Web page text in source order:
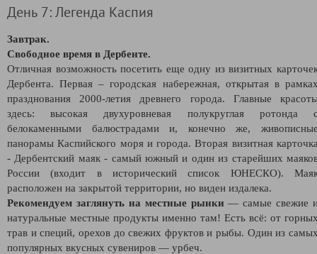
День 7: Легенда Каспия
Завтрак.
Свободное время в Дербенте.
Отличная возможность посетить еще одну из визитных
Дербента. Первая – городская набережная, открытая в
празднования 2000-летия древнего города. Главные
здесь: высокая двухуровневая полукруглая ротонда
белокаменными балюстрадами и, конечно же,
панорамы Каспийского моря и города. Вторая визитная
- Дербентский маяк - самый южный и один из старейших
России (входит в исторический список ЮНЕСКО).
расположен на закрытой территории, но виден издалека.
Рекомендуем заглянуть на местные рынки — самые свежие
натуральные местные продукты именно там! Есть всё: от
трав и специй, орехов до свежих фруктов и рыбы. Один из
популярных вкусных сувениров — урбеч.